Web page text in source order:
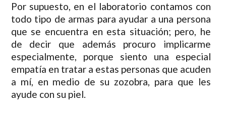
Por supuesto, en el laboratorio contamos con
todo tipo de armas para ayudar a una persona
que se encuentra en esta situación; pero, he
de decir que además procuro implicarme
especialmente, porque siento una especial
empatía en tratar a estas personas que acuden
a mí, en medio de su zozobra, para que les
ayude con su piel.